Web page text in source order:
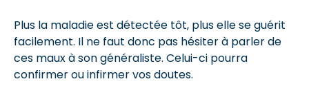
Plus la maladie est détectée tôt, plus elle se guérit
facilement. Il ne faut donc pas hésiter à parler de
ces maux à son généraliste. Celui-ci pourra
confirmer ou infirmer vos doutes.